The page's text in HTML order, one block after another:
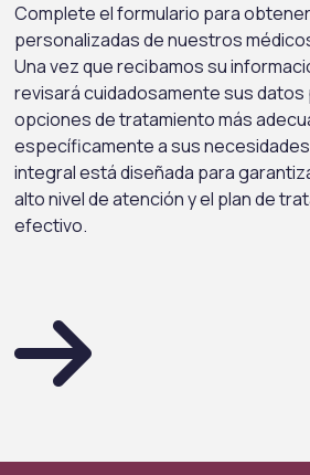
Complete el formulario para
personalizadas de nuestros
Una vez que recibamos su
revisará cuidadosamente sus datos
opciones de tratamiento más
específicamente a sus
integral está diseñada para
alto nivel de atención y el plan de
efectivo.